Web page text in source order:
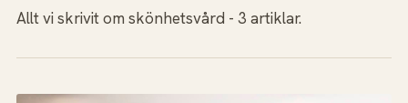
Allt vi skrivit om skönhetsvård - 3 artiklar.